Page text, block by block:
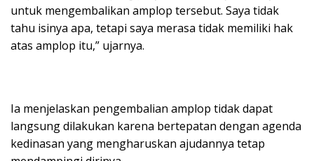
untuk mengembalikan amplop tersebut. Saya tidak
tahu isinya apa, tetapi saya merasa tidak memiliki hak
atas amplop itu,” ujarnya.
Ia menjelaskan pengembalian amplop tidak dapat
langsung dilakukan karena bertepatan dengan agenda
kedinasan yang mengharuskan ajudannya tetap